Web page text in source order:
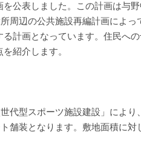
公表しました。この計画は与
周辺の公共施設再編計画によっ
計画となっています。住民へ
紹介します。
代型スポーツ施設建設」により
舗装となります。敷地面積に対